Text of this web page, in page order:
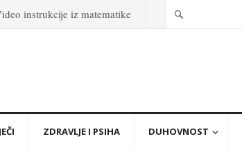
instrukcije iz matematike
ZDRAVLJE I PSIHA DUHOVNOST